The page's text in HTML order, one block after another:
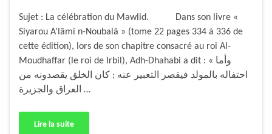
Sujet : La célébration du Mawlid. Dans son livre «
Siyarou A’lâmi n-Noubalâ » (tome 22 pages 334 à 336 de
cette édition), lors de son chapitre consacré au roi Al-
Moudhaffar (le roi de Irbil), Adh-Dhahabi a dit : « وأما
احتفاله بالمولد فيقصر التعبير عنه ; كان الخلق يقصدونه من
العراق والجزيرة …
Lire la suite